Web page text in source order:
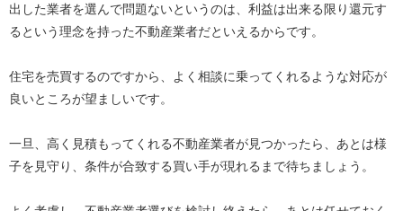
出した業者を選んで問題ないというのは、利益は出来る限り還元す
るという理念を持った不動産業者だといえるからです。
住宅を売買するのですから、よく相談に乗ってくれるような対応が
良いところが望ましいです。
一旦、高く見積もってくれる不動産業者が見つかったら、あとは様
子を見守り、条件が合致する買い手が現れるまで待ちましょう。